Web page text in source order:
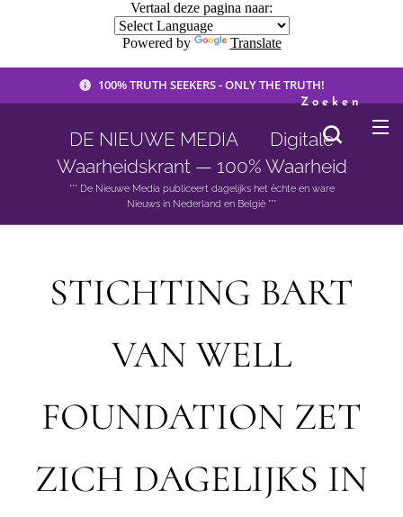
Vertaal deze pagina naar:
Powered by Translate
100% TRUTH SEEKERS - ONLY THE TRUTH!
DE NIEUWE MEDIA 🟣 Digitale
Waarheidskrant — 100% Waarheid
*** De Nieuwe Media publiceert dagelijks het èchte en ware
Nieuws in Nederland en België ***
Zoeken
STICHTING BART
VAN WELL
FOUNDATION ZET
ZICH DAGELIJKS IN